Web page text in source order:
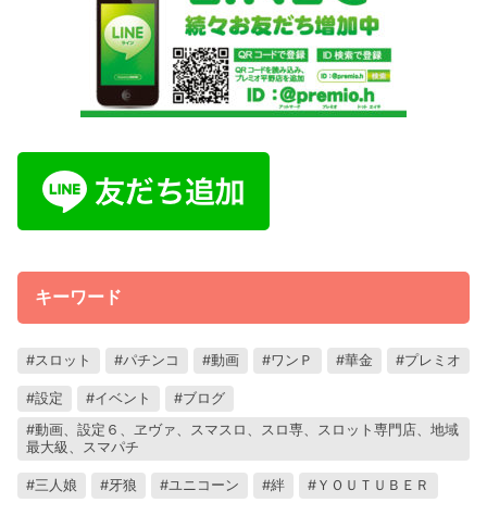
キーワード
スロット パチンコ 動画 ワンＰ 華金 プレミオ
設定 イベント
ブログ
動画、設定６、ヱヴァ、スマスロ、スロ専、スロット専門店、地域
最大級、スマパチ
三人娘 牙狼 ユニコーン 絆 ＹＯＵＴＵＢＥＲ